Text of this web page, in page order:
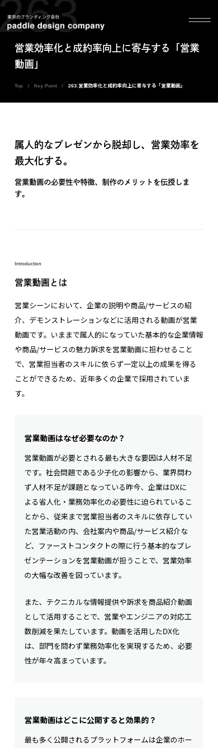
東京のブランディング会社
営業効率化と成約率向上に寄与する「営業
動画」
Top Key Point 263.営業効率化と成約率向上に寄与する「営業動画」
属人的なプレゼンから脱却し、営業効率を
最大化する。
営業動画の必要性や特徴、制作のメリットを伝授しま
す。
Introduction
営業動画とは
営業シーンにおいて、企業の説明や商品/サービスの紹
介、デモンストレーションなどに活用される動画が営業
動画です。いままで属人的になっていた基本的な企業情報
や商品/サービスの魅力訴求を営業動画に担わせること
で、営業担当者のスキルに依らず一定以上の成果を得る
ことができるため、近年多くの企業で採用されていま
す。
営業動画はなぜ必要なのか？
営業動画が必要とされる最も大きな要因は人材不足
です。社会問題である少子化の影響から、業界問わ
ず人材不足が課題となっている昨今、企業はDXに
よる省人化・業務効率化の必要性に迫られているこ
とから、従来まで営業担当者のスキルに依存してい
た営業活動の内、会社案内や商品/サービス紹介な
ど、ファーストコンタクトの際に行う基本的なプレ
ゼンテーションを営業動画が担うことで、営業効率
の大幅な改善を図っています。
また、テクニカルな情報提供や訴求を商品紹介動画
として活用することで、営業やエンジニアの対応工
数削減を果たしています。動画を活用したDX化
は、部門を問わず業務効率化を実現するため、必要
性が年々高まっています。
営業動画はどこに公開すると効果的？
最も多く公開されるプラットフォームは企業のホー